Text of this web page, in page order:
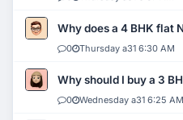
Why does a 4 BHK flat
0 Thursday a31 6:30 AM
Why should I buy a 3
0 Wednesday a31 6:25 AM